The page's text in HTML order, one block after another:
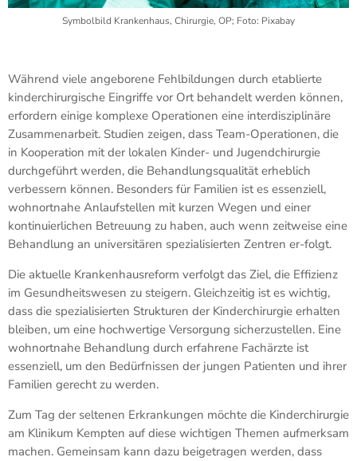
Symbolbild Krankenhaus, Chirurgie, OP; Foto: Pixabay
Während viele angeborene Fehlbildungen durch etablierte
kinderchirurgische Eingriffe vor Ort behandelt werden können,
erfordern einige komplexe Operationen eine interdisziplinäre
Zusammenarbeit. Studien zeigen, dass Team-Operationen, die
in Kooperation mit der lokalen Kinder- und Jugendchirurgie
durchgeführt werden, die Behandlungsqualität erheblich
verbessern können. Besonders für Familien ist es essenziell,
wohnortnahe Anlaufstellen mit kurzen Wegen und einer
kontinuierlichen Betreuung zu haben, auch wenn zeitweise eine
Behandlung an universitären spezialisierten Zentren er-folgt.
Die aktuelle Krankenhausreform verfolgt das Ziel, die Effizienz
im Gesundheitswesen zu steigern. Gleichzeitig ist es wichtig,
dass die spezialisierten Strukturen der Kinderchirurgie erhalten
bleiben, um eine hochwertige Versorgung sicherzustellen. Eine
wohnortnahe Behandlung durch erfahrene Fachärzte ist
essenziell, um den Bedürfnissen der jungen Patienten und ihrer
Familien gerecht zu werden.
Zum Tag der seltenen Erkrankungen möchte die Kinderchirurgie
am Klinikum Kempten auf diese wichtigen Themen aufmerksam
machen. Gemeinsam kann dazu beigetragen werden, dass